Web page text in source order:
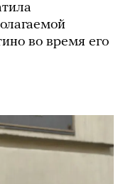
во время его